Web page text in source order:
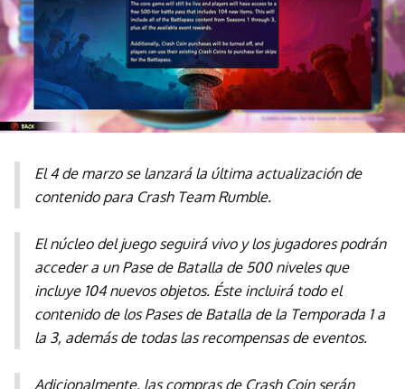
El 4 de marzo se lanzará la última actualización de
contenido para Crash Team Rumble.
El núcleo del juego seguirá vivo y los jugadores podrán
acceder a un Pase de Batalla de 500 niveles que
incluye 104 nuevos objetos. Éste incluirá todo el
contenido de los Pases de Batalla de la Temporada 1 a
la 3, además de todas las recompensas de eventos.
Adicionalmente, las compras de Crash Coin serán